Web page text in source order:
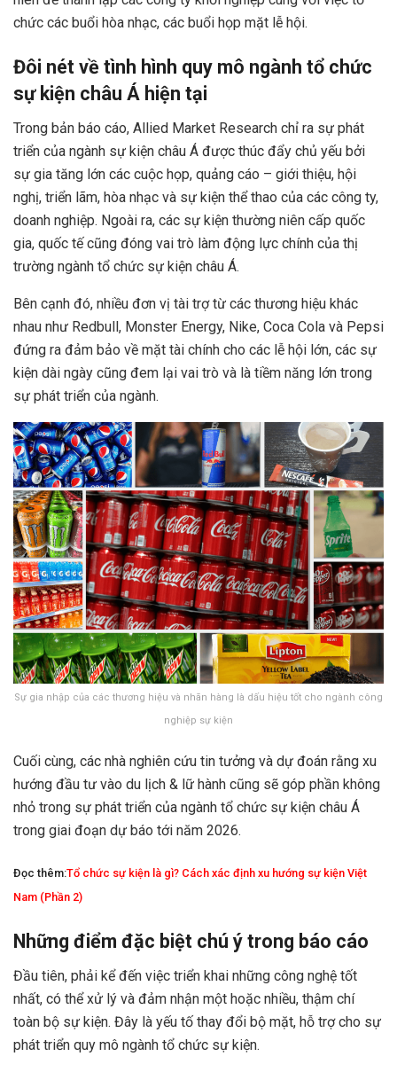
chức các buổi hòa nhạc, các buổi họp mặt lễ hội.
Đôi nét về tình hình quy mô ngành tổ chức
sự kiện châu Á hiện tại
Trong bản báo cáo, Allied Market Research chỉ ra sự phát
triển của ngành sự kiện châu Á được thúc đẩy chủ yếu bởi
sự gia tăng lớn các cuộc họp, quảng cáo – giới thiệu, hội
nghị, triển lãm, hòa nhạc và sự kiện thể thao của các công ty,
doanh nghiệp. Ngoài ra, các sự kiện thường niên cấp quốc
gia, quốc tế cũng đóng vai trò làm động lực chính của thị
trường ngành tổ chức sự kiện châu Á.
Bên cạnh đó, nhiều đơn vị tài trợ từ các thương hiệu khác
nhau như Redbull, Monster Energy, Nike, Coca Cola và Pepsi
đứng ra đảm bảo về mặt tài chính cho các lễ hội lớn, các sự
kiện dài ngày cũng đem lại vai trò và là tiềm năng lớn trong
sự phát triển của ngành.
Sự gia nhập của các thương hiệu và nhãn hàng là dấu hiệu tốt cho ngành công
nghiệp sự kiện
Cuối cùng, các nhà nghiên cứu tin tưởng và dự đoán rằng xu
hướng đầu tư vào du lịch & lữ hành cũng sẽ góp phần không
nhỏ trong sự phát triển của ngành tổ chức sự kiện châu Á
trong giai đoạn dự báo tới năm 2026.
Đọc thêm:Tổ chức sự kiện là gì? Cách xác định xu hướng sự kiện Việt
Nam (Phần 2)
Những điểm đặc biệt chú ý trong báo cáo
Đầu tiên, phải kể đến việc triển khai những công nghệ tốt
nhất, có thể xử lý và đảm nhận một hoặc nhiều, thậm chí
toàn bộ sự kiện. Đây là yếu tố thay đổi bộ mặt, hỗ trợ cho sự
phát triển quy mô ngành tổ chức sự kiện.